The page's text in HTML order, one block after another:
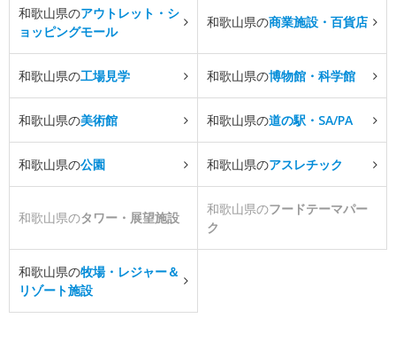
和歌山県のアウトレット・シ
ョッピングモール
和歌山県の商業施設・百貨店
和歌山県の工場見学 和歌山県の博物館・科学館
和歌山県の美術館 和歌山県の道の駅・SA/PA
和歌山県の公園 和歌山県のアスレチック
和歌山県のタワー・展望施設
和歌山県のフードテーマパー
ク
和歌山県の牧場・レジャー＆
リゾート施設